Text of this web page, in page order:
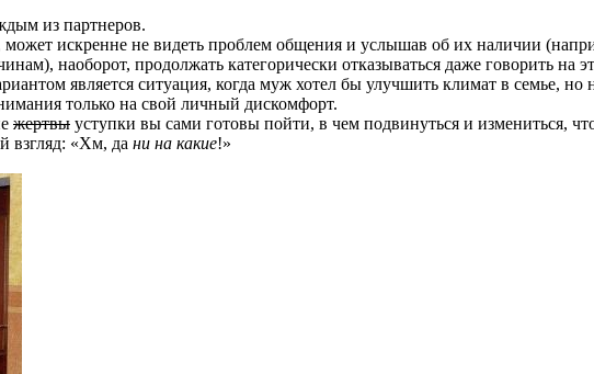
из партнеров.
искренне не видеть проблем общения и услышав об их наличии
наоборот, продолжать категорически отказываться даже говорить на
является ситуация, когда муж хотел бы улучшить климат в семье, но
только на свой личный дискомфорт.
жертвы уступки вы сами готовы пойти, в чем подвинуться и измениться,
взгляд: «Хм, да ни на какие!»